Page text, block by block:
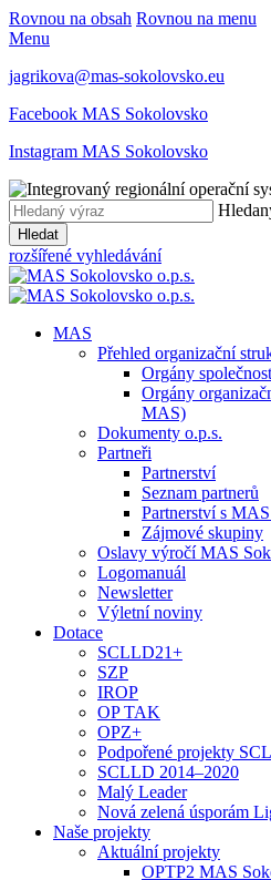
Rovnou na obsah Rovnou na menu
Menu
jagrikova@mas-sokolovsko.eu
Facebook MAS Sokolovsko
Instagram MAS Sokolovsko
Hledat
rozšířené vyhledávání
MAS
Přehled organizační
Orgány
Orgány
MAS)
Dokumenty o.p.s.
Partneři
Partnerství
Seznam partnerů
Partnerství s
Zájmové skupiny
Oslavy výročí MAS
Logomanuál
Newsletter
Výletní noviny
Dotace
SCLLD21+
SZP
IROP
OP TAK
OPZ+
Podpořené projekty
SCLLD 2014–2020
Malý Leader
Nová zelená úsporám
Naše projekty
Aktuální projekty
OPTP2 MAS